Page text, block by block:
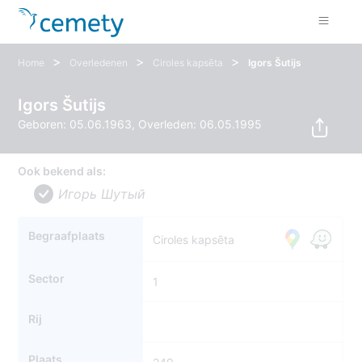
Home > Overledenen > Ciroles kapsēta > Igors Šutijs
Igors Šutijs
Geboren: 05.06.1963, Overleden: 06.05.1995
Ook bekend als:
Игорь Шутый
Begraafplaats Ciroles kapsēta
Sector 1
Rij